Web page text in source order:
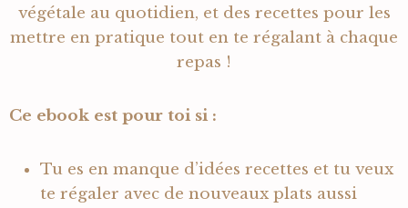
végétale au quotidien, et des recettes pour les
mettre en pratique tout en te régalant à chaque
repas !
Ce ebook est pour toi si :
Tu es en manque d’idées recettes et tu veux
te régaler avec de nouveaux plats aussi